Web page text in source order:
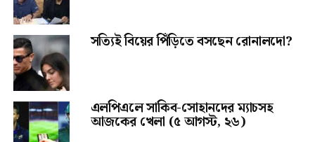
সত্যিই বিয়ের পিঁড়িতে বসছেন রোনালদো?
এলপিএলে সাকিব-সোহানদের ম্যাচসহ
আজকের খেলা (৫ আগস্ট, ২৬)